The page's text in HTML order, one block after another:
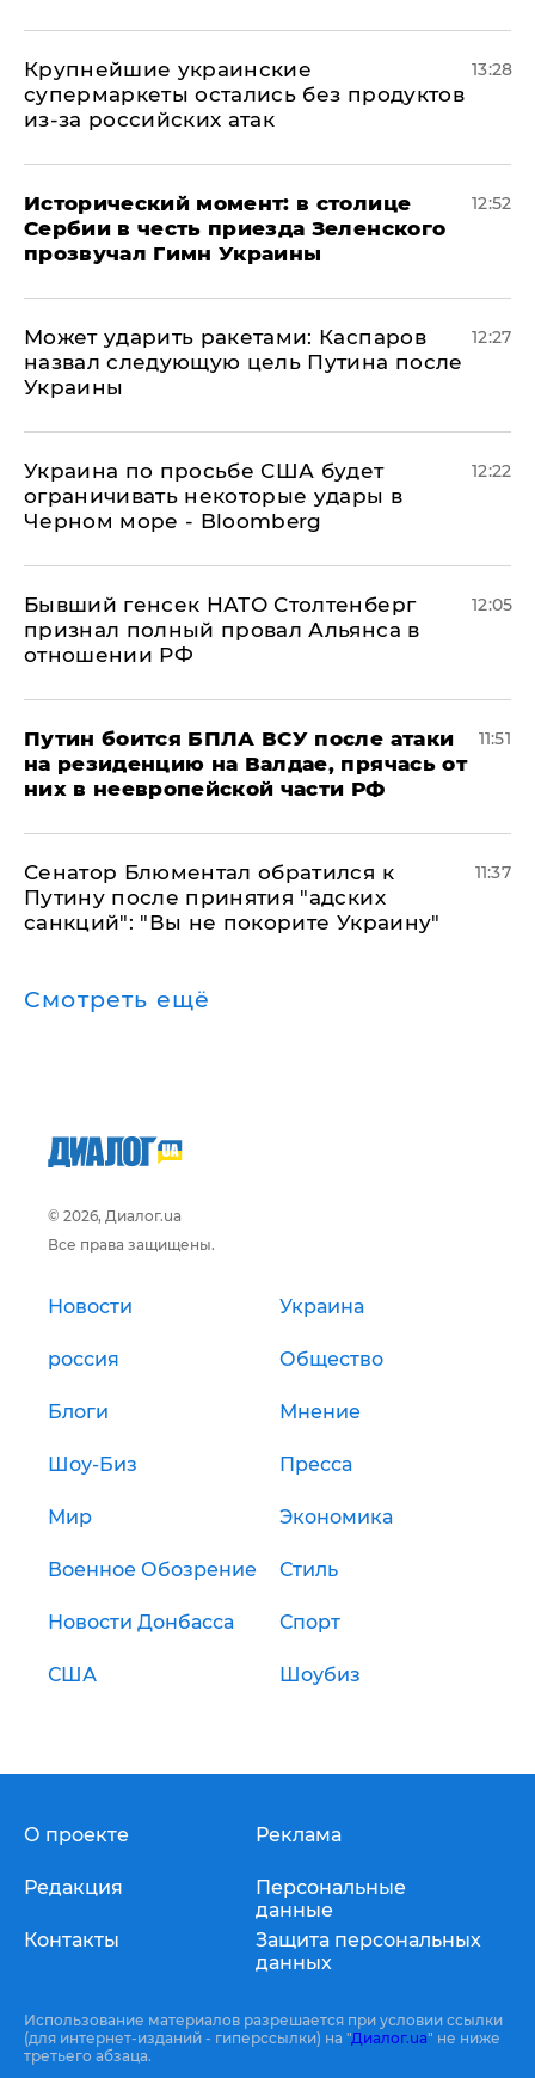
Крупнейшие украинские
супермаркеты остались без продуктов
из-за российских атак
13:28
Исторический момент: в столице
Сербии в честь приезда Зеленского
прозвучал Гимн Украины
12:52
Может ударить ракетами: Каспаров
назвал следующую цель Путина после
Украины
12:27
Украина по просьбе США будет
ограничивать некоторые удары в
Черном море - Bloomberg
12:22
Бывший генсек НАТО Столтенберг
признал полный провал Альянса в
отношении РФ
12:05
Путин боится БПЛА ВСУ после атаки
на резиденцию на Валдае, прячась от
них в неевропейской части РФ
11:51
Сенатор Блюментал обратился к
Путину после принятия "адских
санкций": "Вы не покорите Украину"
11:37
Смотреть ещё
© 2026, Диалог.ua
Все права защищены.
Новости Украина
россия Общество
Блоги Мнение
Шоу-Биз Пресса
Мир Экономика
Военное Обозрение Стиль
Новости Донбасса Спорт
США Шоубиз
О проекте
Редакция
Контакты
Реклама
Персональные
данные
Защита персональных
данных
Использование материалов разрешается при условии ссылки
(для интернет-изданий - гиперссылки) на "Диалог.ua" не ниже
третьего абзаца.